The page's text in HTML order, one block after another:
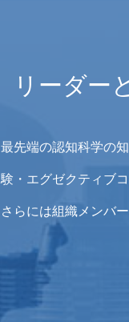
リーダー
最先端の認知科学の
験・エグゼクティブ
さらには組織メンバ